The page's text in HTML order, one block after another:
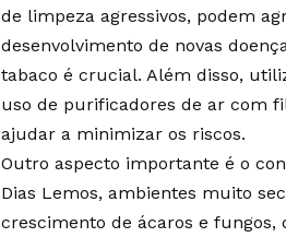
de limpeza agressivos, podem
desenvolvimento de novas
tabaco é crucial. Além disso,
uso de purificadores de ar com
ajudar a minimizar os riscos.
Outro aspecto importante é o
Dias Lemos, ambientes muito
crescimento de ácaros e fungos,